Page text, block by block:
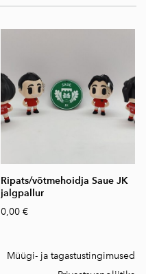
Ripats/võtmehoidja Saue JK
jalgpallur
0,00 €
Müügi- ja tagastustingimused